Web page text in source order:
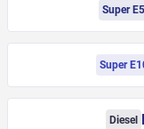
Super E5
Super
Diesel